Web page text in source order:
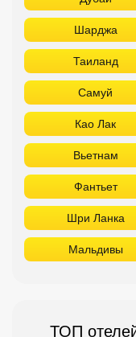
Фантьет
Шри Ланка
Мальдивы
ТОП
Турция
Белек